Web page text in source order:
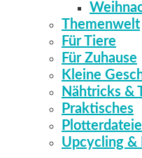
Themenwelt
Für Tiere
Für Zuhause
Kleine
Nähtricks &
Praktisches
Upcycling &